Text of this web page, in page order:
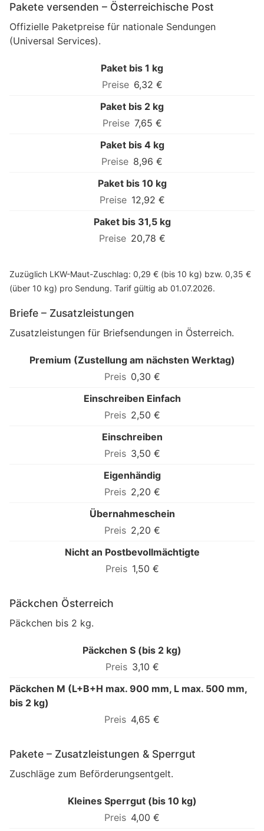
Pakete versenden – Österreichische Post
Offizielle Paketpreise für nationale Sendungen
(Universal Services).
Paket bis 1 kg
6,32 €
Paket bis 2 kg
7,65 €
Paket bis 4 kg
8,96 €
Paket bis 10 kg
12,92 €
Paket bis 31,5 kg
20,78 €
Zuzüglich LKW-Maut-Zuschlag: 0,29 € (bis 10 kg) bzw. 0,35 €
(über 10 kg) pro Sendung. Tarif gültig ab 01.07.2026.
Briefe – Zusatzleistungen
Zusatzleistungen für Briefsendungen in Österreich.
Premium (Zustellung am nächsten Werktag)
0,30 €
Einschreiben Einfach
2,50 €
Einschreiben
3,50 €
Eigenhändig
2,20 €
Übernahmeschein
2,20 €
Nicht an Postbevollmächtigte
1,50 €
Päckchen Österreich
Päckchen bis 2 kg.
Päckchen S (bis 2 kg)
3,10 €
Päckchen M (L+B+H max. 900 mm, L max. 500 mm,
bis 2 kg)
4,65 €
Pakete – Zusatzleistungen & Sperrgut
Zuschläge zum Beförderungsentgelt.
Kleines Sperrgut (bis 10 kg)
4,00 €